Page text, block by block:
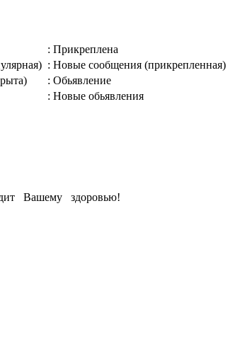
: Прикреплена
: Новые сообщения (прикрепленная)
: Обьявление
: Новые обьявления
Вашему здоровью!